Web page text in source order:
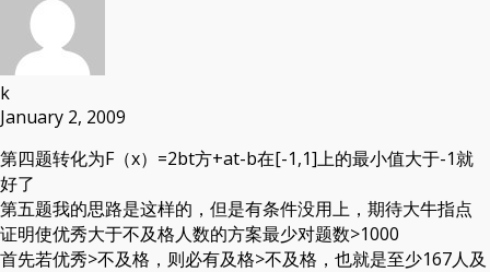
k
January 2, 2009
第四题转化为F（x）=2bt方+at-b在[-1,1]上的最小值大于-1就
好了
第五题我的思路是这样的，但是有条件没用上，期待大牛指点
证明使优秀大于不及格人数的方案最少对题数>1000
首先若优秀>不及格，则必有及格>不及格，也就是至少167人及